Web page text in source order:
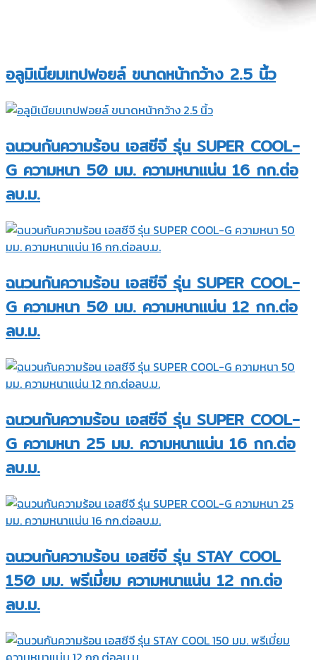
อลูมิเนียมเทปฟอยล์ ขนาดหน้ากว้าง 2.5 นิ้ว
ฉนวนกันความร้อน เอสซีจี รุ่น SUPER COOL-
G ความหนา 50 มม. ความหนาแน่น 16 กก.ต่อ
ลบ.ม.
ฉนวนกันความร้อน เอสซีจี รุ่น SUPER COOL-
G ความหนา 50 มม. ความหนาแน่น 12 กก.ต่อ
ลบ.ม.
ฉนวนกันความร้อน เอสซีจี รุ่น SUPER COOL-
G ความหนา 25 มม. ความหนาแน่น 16 กก.ต่อ
ลบ.ม.
ฉนวนกันความร้อน เอสซีจี รุ่น STAY COOL
150 มม. พรีเมี่ยม ความหนาแน่น 12 กก.ต่อ
ลบ.ม.